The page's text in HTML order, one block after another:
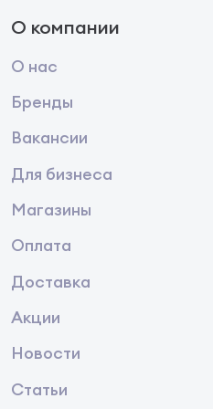
О компании
О нас
Бренды
Вакансии
Для бизнеса
Магазины
Оплата
Доставка
Акции
Новости
Статьи